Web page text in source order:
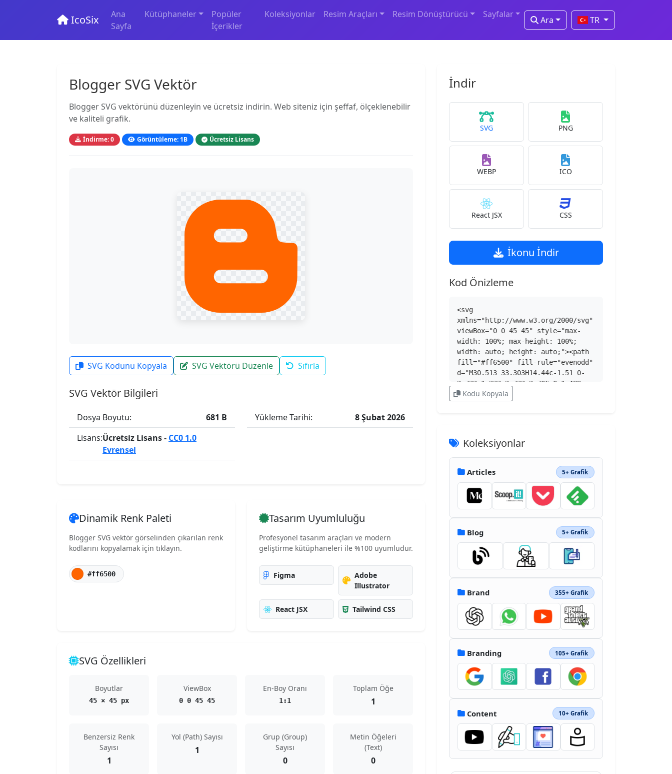
IcoSix
Ana
Sayfa
Kütüphaneler
Popüler
İçerikler
Koleksiyonlar Resim Araçları Resim Dönüştürücü Sayfalar
Ara TR
Blogger SVG Vektör
Blogger SVG vektörünü düzenleyin ve ücretsiz indirin. Web siteniz için şeffaf, ölçeklenebilir
ve kaliteli grafik.
İndirme: 0 Görüntüleme: 1B Ücretsiz Lisans
SVG Kodunu Kopyala SVG Vektörü Düzenle Sıfırla
SVG Vektör Bilgileri
Dosya Boyutu:
681 B
Lisans:Ücretsiz Lisans - CC0 1.0
Evrensel
Yükleme Tarihi: 8 Şubat 2026
Dinamik Renk Paleti
Blogger SVG vektör görselinden çıkarılan renk
kodlarını kopyalamak için tıklayın.
#ff6500
Tasarım Uyumluluğu
Profesyonel tasarım araçları ve modern
geliştirme kütüphaneleri ile %100 uyumludur.
Figma
Adobe
Illustrator
React JSX Tailwind CSS
SVG Özellikleri
Boyutlar
45 × 45 px
ViewBox
0 0 45 45
En-Boy Oranı
1:1
Toplam Öğe
1
Benzersiz Renk
Sayısı
1
Yol (Path) Sayısı
1
Grup (Group)
Sayısı
0
Metin Öğeleri
(Text)
0
İndir
SVG PNG
WEBP ICO
React JSX CSS
İkonu İndir
Kod Önizleme
<svg
xmlns="http://www.w3.org/2000/svg"
viewBox="0 0 45 45" style="max-
width: 100%; max-height: 100%;
width: auto; height: auto;"><path
fill="#ff6500" fill-rule="evenodd"
d="M30.513 33.303H14.44c-1.51 0-
2.732-1.233-2.732-2.706 0-1.489
1.223-2.707 2.732-
2.735 0 0 1-2.731
2.721H14.44a2.735 2.735 0 0 1-
2.732-2.72c0-1.489 1.223-2.706
5.788c-.95-.407-5.024.045-
6.156-.978-.8-.736-.85-2.07-1.162-
3.848-.522-2.979-.74-3.654-1.283-
4.827C33.275 3.578 28.538 0 24.235
0H14.26C6.412 0 0 6.405 0
14.223v16.584C0 38.61 6.412 45
14.26 45h16.388c7.848 0 14.217-
6.39 14.262-14.193L45 19.32s0-
Kodu Kopyala
Koleksiyonlar
Articles 5+ Grafik
Blog 5+ Grafik
Brand 355+ Grafik
Branding 105+ Grafik
Content 10+ Grafik